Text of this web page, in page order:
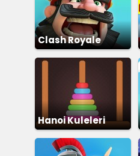
Clash Royale
Hanoi Kuleleri